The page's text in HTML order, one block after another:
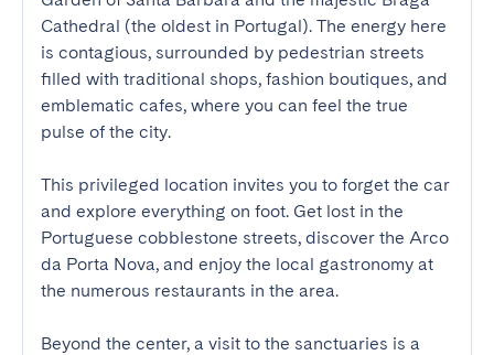
Cathedral (the oldest in Portugal). The energy here
is contagious, surrounded by pedestrian streets
filled with traditional shops, fashion boutiques, and
emblematic cafes, where you can feel the true
pulse of the city.
This privileged location invites you to forget the car
and explore everything on foot. Get lost in the
Portuguese cobblestone streets, discover the Arco
da Porta Nova, and enjoy the local gastronomy at
the numerous restaurants in the area.
Beyond the center, a visit to the sanctuaries is a